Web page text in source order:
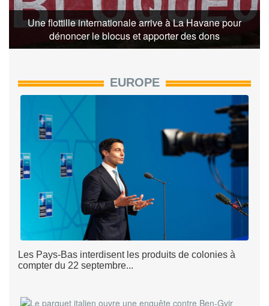
Une flottille internationale arrive à La Havane pour
dénoncer le blocus et apporter des dons
EUROPE
Les Pays-Bas interdisent les produits de colonies à
compter du 22 septembre...